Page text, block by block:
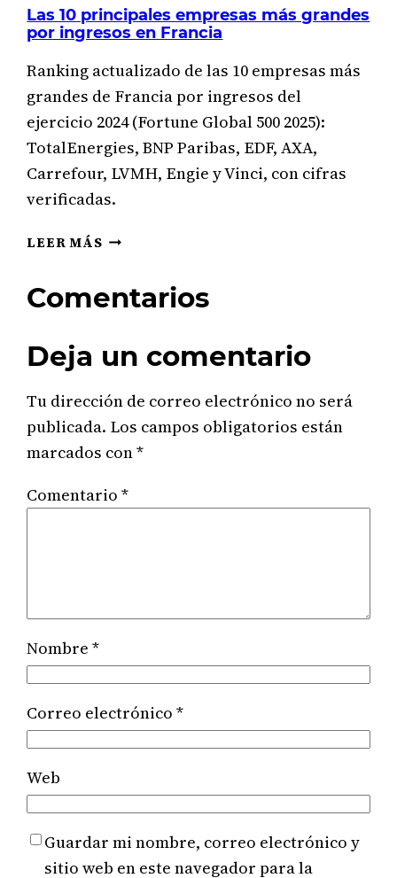
EMPRESAS
MÁS
POR
INGRESOS
EN
SUDÁFRICA
Las 10 principales empresas más grandes
por ingresos en Francia
Ranking actualizado de las 10 empresas más
grandes de Francia por ingresos del
ejercicio 2024 (Fortune Global 500 2025):
TotalEnergies, BNP Paribas, EDF, AXA,
Carrefour, LVMH, Engie y Vinci, con cifras
verificadas.
LEER MÁS LAS
EMPRESAS
POR
EN
FRANCIA
Comentarios
Deja un comentario
Tu dirección de correo electrónico no será
publicada. Los campos obligatorios están
marcados con*
Comentario*
Nombre*
Correo electrónico*
Web
Guardar mi nombre, correo electrónico y
sitio web en este navegador para la